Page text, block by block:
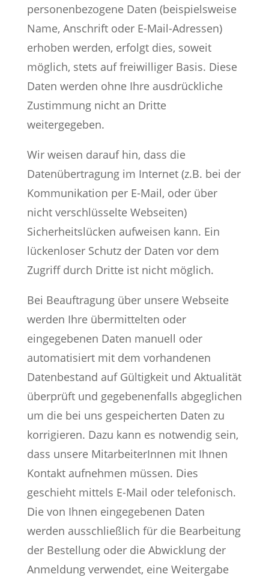
personenbezogene Daten (beispielsweise
Name, Anschrift oder E-Mail-Adressen)
erhoben werden, erfolgt dies, soweit
möglich, stets auf freiwilliger Basis. Diese
Daten werden ohne Ihre ausdrückliche
Zustimmung nicht an Dritte
weitergegeben.
Wir weisen darauf hin, dass die
Datenübertragung im Internet (z.B. bei der
Kommunikation per E-Mail, oder über
nicht verschlüsselte Webseiten)
Sicherheitslücken aufweisen kann. Ein
lückenloser Schutz der Daten vor dem
Zugriff durch Dritte ist nicht möglich.
Bei Beauftragung über unsere Webseite
werden Ihre übermittelten oder
eingegebenen Daten manuell oder
automatisiert mit dem vorhandenen
Datenbestand auf Gültigkeit und Aktualität
überprüft und gegebenenfalls abgeglichen
um die bei uns gespeicherten Daten zu
korrigieren. Dazu kann es notwendig sein,
dass unsere MitarbeiterInnen mit Ihnen
Kontakt aufnehmen müssen. Dies
geschieht mittels E-Mail oder telefonisch.
Die von Ihnen eingegebenen Daten
werden ausschließlich für die Bearbeitung
der Bestellung oder die Abwicklung der
Anmeldung verwendet, eine Weitergabe